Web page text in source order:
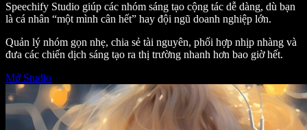
Speechify Studio giúp các nhóm sáng tạo cộng tác dễ dàng, dù bạn
là cá nhân “một mình cân hết” hay đội ngũ doanh nghiệp lớn.
Quản lý nhóm gọn nhẹ, chia sẻ tài nguyên, phối hợp nhịp nhàng và
đưa các chiến dịch sáng tạo ra thị trường nhanh hơn bao giờ hết.
Mở Studio